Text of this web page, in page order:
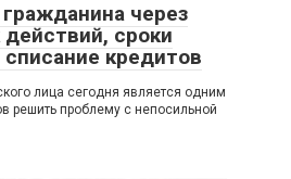
через
сроки
кредитов
лица сегодня является одним
решить проблему с непосильной